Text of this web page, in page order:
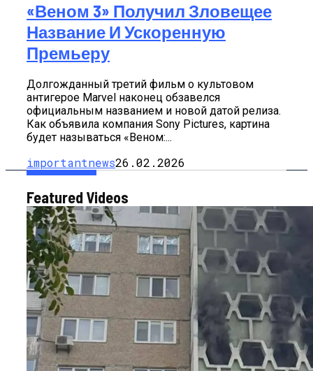
«Веном 3» Получил Зловещее
Название И Ускоренную
Премьеру
Долгожданный третий фильм о культовом
антигерое Marvel наконец обзавелся
официальным названием и новой датой релиза.
Как объявила компания Sony Pictures, картина
будет называться «Веном:...
importantnews26.02.2026
Featured Videos